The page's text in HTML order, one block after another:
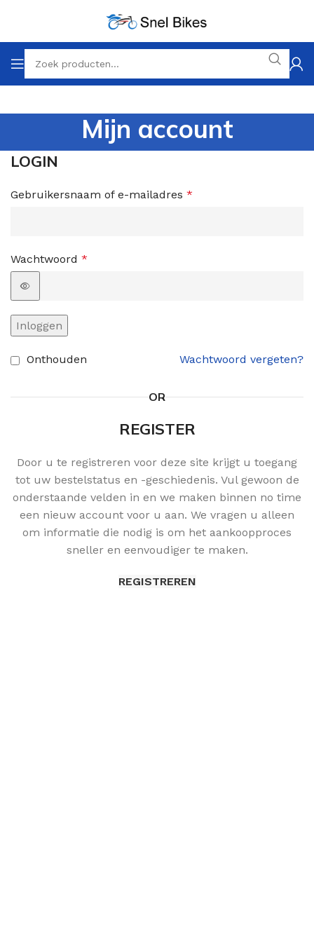
Mijn account
LOGIN
Gebruikersnaam of e-mailadres *
Wachtwoord *
Inloggen
Wachtwoord vergeten?
Onthouden
OR
REGISTER
Door u te registreren voor deze site krijgt u toegang
tot uw bestelstatus en -geschiedenis. Vul gewoon de
onderstaande velden in en we maken binnen no time
een nieuw account voor u aan. We vragen u alleen
om informatie die nodig is om het aankoopproces
sneller en eenvoudiger te maken.
REGISTREREN